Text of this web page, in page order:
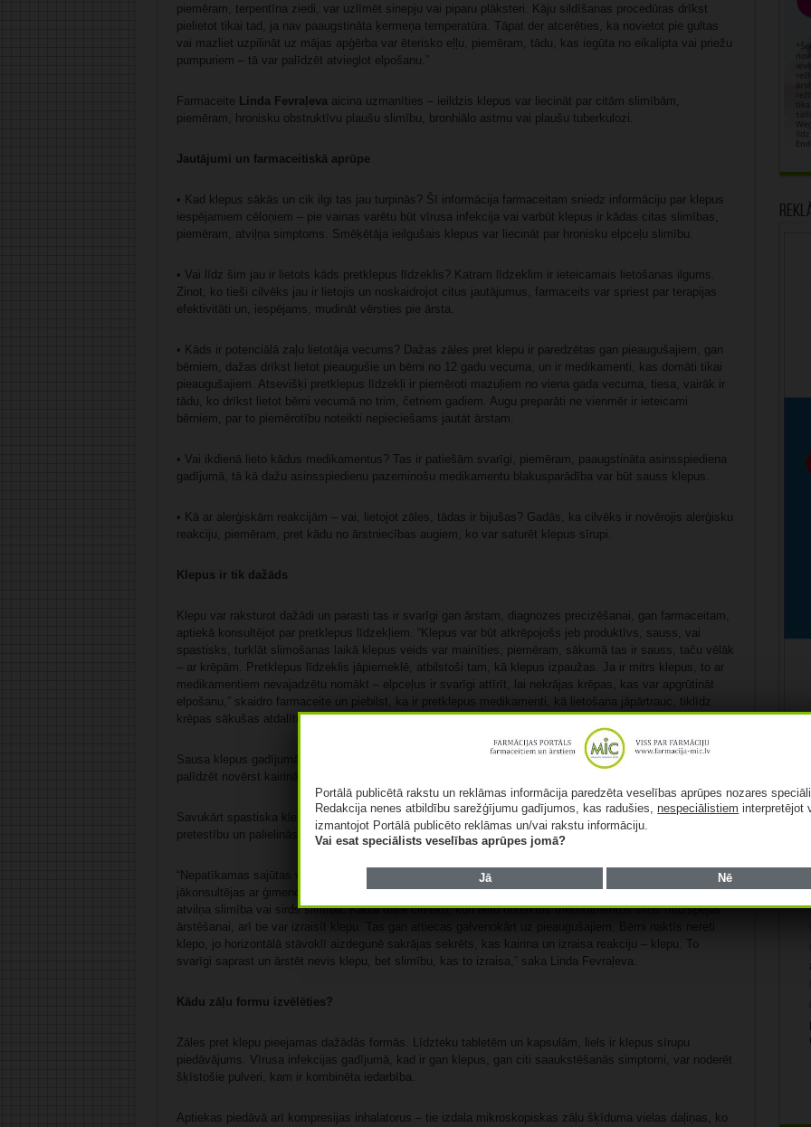
piemēram, terpentīna ziedi, var uzlīmēt sinepju vai piparu plāksteri. Kāju sildīšanas procedūras drīkst
pielietot tikai tad, ja nav paaugstināta ķermeņa temperatūra. Tāpat der atcerēties, ka novietot pie gultas
vai mazliet uzpilināt uz mājas apģērba var ēterisko eļļu, piemēram, tādu, kas iegūta no eikalipta vai priežu
pumpuriem – tā var palīdzēt atvieglot elpošanu.”
Farmaceite Linda Fevraļevaaicina uzmanīties – ieildzis klepus var liecināt par citām slimībām,
piemēram, hronisku obstruktīvu plaušu slimību, bronhiālo astmu vai plaušu tuberkulozi.
Jautājumi un farmaceitiskā aprūpe
• Kad klepus sākās un cik ilgi tas jau turpinās? Šī informācija farmaceitam sniedz informāciju par klepus
iespējamiem cēloņiem – pie vainas varētu būt vīrusa infekcija vai varbūt klepus ir kādas citas slimības,
piemēram, atviļņa simptoms. Smēķētāja ieilgušais klepus var liecināt par hronisku elpceļu slimību.
• Vai līdz šim jau ir lietots kāds pretklepus līdzeklis? Katram līdzeklim ir ieteicamais lietošanas ilgums.
Zinot, ko tieši cilvēks jau ir lietojis un noskaidrojot citus jautājumus, farmaceits var spriest par terapijas
efektivitāti un, iespējams, mudināt vērsties pie ārsta.
• Kāds ir potenciālā zaļu lietotāja vecums? Dažas zāles pret klepu ir paredzētas gan pieaugušajiem, gan
bērniem, dažas drīkst lietot pieaugušie un bērni no 12 gadu vecuma, un ir medikamenti, kas domāti tikai
pieaugušajiem. Atsevišķi pretklepus līdzekļi ir piemēroti mazuļiem no viena gada vecuma, tiesa, vairāk ir
tādu, ko drīkst lietot bērni vecumā no trim, četriem gadiem. Augu preparāti ne vienmēr ir ieteicami
bērniem, par to piemērotību noteikti nepieciešams jautāt ārstam.
• Vai ikdienā lieto kādus medikamentus? Tas ir patiešām svarīgi, piemēram, paaugstināta asinsspiediena
gadījumā, tā kā dažu asinsspiedienu pazeminošu medikamentu blakusparādība var būt sauss klepus.
• Kā ar alerģiskām reakcijām – vai, lietojot zāles, tādas ir bijušas? Gadās, ka cilvēks ir novērojis alerģisku
reakciju, piemēram, pret kādu no ārstniecības augiem, ko var saturēt klepus sīrupi.
Klepus ir tik dažāds
Klepu var raksturot dažādi un parasti tas ir svarīgi gan ārstam, diagnozes precizēšanai, gan farmaceitam,
aptiekā konsultējot par pretklepus līdzekļiem. “Klepus var būt atkrēpojošs jeb produktīvs, sauss, vai
spastisks, turklāt slimošanas laikā klepus veids var mainīties, piemēram, sākumā tas ir sauss, taču vēlāk
– ar krēpām. Pretklepus līdzeklis jāpiemeklē, atbilstoši tam, kā klepus izpaužas. Ja ir mitrs klepus, to ar
medikamentiem nevajadzētu nomākt – elpceļus ir svarīgi attīrīt, lai nekrājas krēpas, kas var apgrūtināt
elpošanu,” skaidro farmaceite un piebilst, ka ir pretklepus medikamenti, kā lietošana jāpārtrauc, tiklīdz
krēpas sākušas atdalīties.
Sausa klepus gadījumā elpceļus ir svarīgi nomierināt. Augu valsts preparāti – sīrupi, pastilas, tējas var
palīdzēt novērst kairinājumu un veicināt atklepošanu.
Savukārt spastiska klepus gadījuma būs nepieciešams bronholītisks līdzeklis, kas samazina elpceļu
pretestību un palielinās bronhu caurlaidību, tā atvieglojot elpošanu.
“Nepatīkamas sajūtas var sagādāt nakts klepus. Ja klepus patiešām parādās tikai naktīs, noteikti
jākonsultējas ar ģimenes ārstu, jo, iespējams, klepu izraisa nevis kāda elpceļu infekcija, bet, piemēram,
atvilņa slimība vai sirds slimība. Kādai daļai cilvēku, kuri lieto noteiktus medikamentus sirds mazspējas
ārstēšanai, arī tie var izraisīt klepu. Tas gan attiecas galvenokārt uz pieaugušajiem. Bērni naktīs nereti
klepo, jo horizontālā stāvoklī aizdegunē sakrājas sekrēts, kas kairina un izraisa reakciju – klepu. To
svarīgi saprast un ārstēt nevis klepu, bet slimību, kas to izraisa,” saka Linda Fevraļeva.
Kādu zāļu formu izvēlēties?
Zāles pret klepu pieejamas dažādās formās. Līdzteku tabletēm un kapsulām, liels ir klepus sīrupu
piedāvājums. Vīrusa infekcijas gadījumā, kad ir gan klepus, gan citi saaukstēšanās simptomi, var noderēt
šķīstošie pulveri, kam ir kombinēta iedarbība.
Aptiekas piedāvā arī kompresijas inhalatorus – tie izdala mikroskopiskas zāļu šķīduma vielas daļiņas, ko
Portālā publicētā rakstu un reklāmas informācija paredzēta veselības aprūpes nozares
Redakcija nenes atbildību sarežģījumu gadījumos, kas radušies,nespeciālistiem interpretējot
izmantojot Portālā publicēto reklāmas un/vai rakstu informāciju.
Vai esat speciālists veselības aprūpes jomā?
Jā Nē